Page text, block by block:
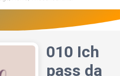
010 Ich
pass da